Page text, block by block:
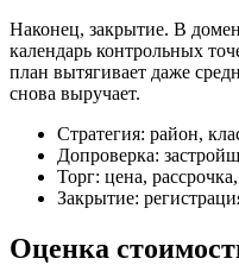
Наконец, закрытие. В
календарь контрольных
план вытягивает даже
снова выручает.
Стратегия: район,
Допроверка:
Торг: цена,
Закрытие:
Оценка